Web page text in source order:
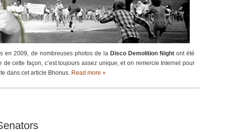
en 2009, de nombreuses photos de la Disco Demolition Night ont été
cette façon, c’est toujours assez unique, et on remercie Internet pour
dans cet article Bhonus. Read more »